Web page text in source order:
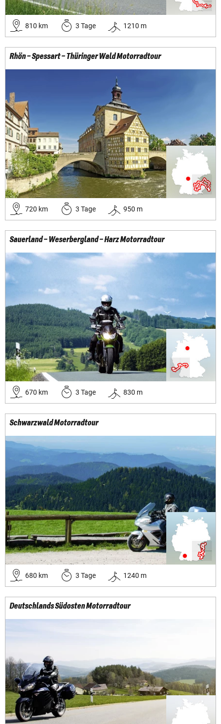
810 km 3 Tage 1210 m
Rhön – Spessart – Thüringer Wald Motorradtour
720 km 3 Tage 950 m
Sauerland – Weserbergland – Harz Motorradtour
670 km 3 Tage 830 m
Schwarzwald Motorradtour
680 km 3 Tage 1240 m
Deutschlands Südosten Motorradtour